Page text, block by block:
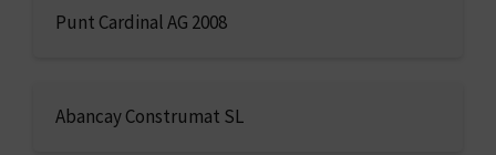
Punt Cardinal AG 2008
Abancay Construmat SL